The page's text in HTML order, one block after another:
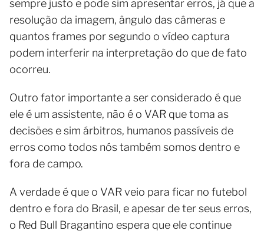
sempre justo e pode sim apresentar erros, já que a
resolução da imagem, ângulo das câmeras e
quantos frames por segundo o vídeo captura
podem interferir na interpretação do que de fato
ocorreu.
Outro fator importante a ser considerado é que
ele é um assistente, não é o VAR que toma as
decisões e sim árbitros, humanos passíveis de
erros como todos nós também somos dentro e
fora de campo.
A verdade é que o VAR veio para ficar no futebol
dentro e fora do Brasil, e apesar de ter seus erros,
o Red Bull Bragantino espera que ele continue